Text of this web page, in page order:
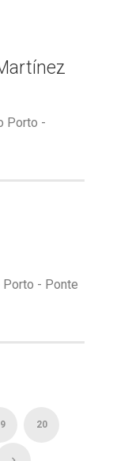
Porto -
Porto - Ponte
20